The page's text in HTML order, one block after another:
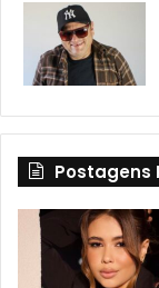
Postagens